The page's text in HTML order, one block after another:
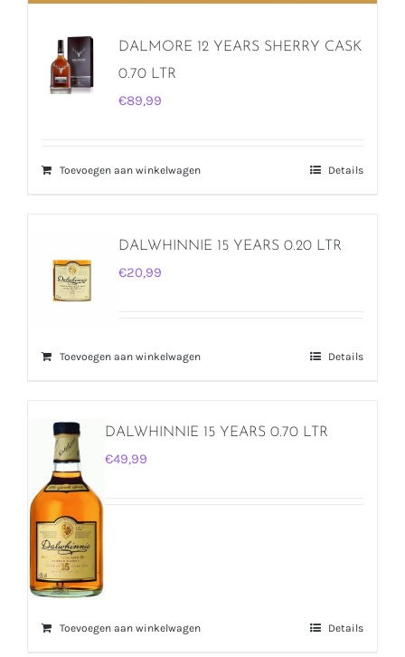
DALMORE 12 YEARS SHERRY CASK
0.70 LTR
€89,99
Toevoegen aan winkelwagen Details
DALWHINNIE 15 YEARS 0.20 LTR
€20,99
Toevoegen aan winkelwagen Details
DALWHINNIE 15 YEARS 0.70 LTR
€49,99
Toevoegen aan winkelwagen Details